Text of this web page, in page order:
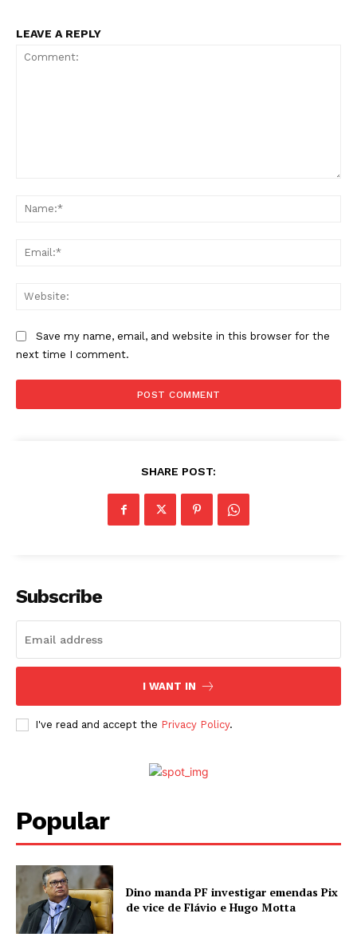
LEAVE A REPLY
Save my name, email, and website in this browser for the
next time I comment.
SHARE POST:
Subscribe
I WANT IN
I've read and accept the Privacy Policy.
Popular
Dino manda PF investigar emendas Pix
de vice de Flávio e Hugo Motta